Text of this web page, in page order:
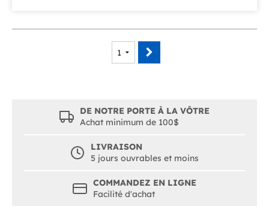
DE NOTRE PORTE À LA VÔTRE
Achat minimum de 100$
LIVRAISON
5 jours ouvrables et moins
COMMANDEZ EN LIGNE
Facilité d'achat